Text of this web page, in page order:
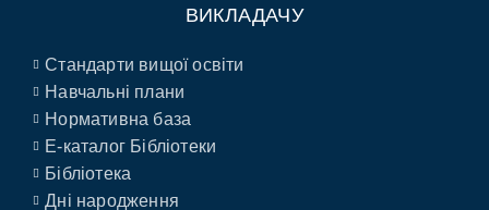
ВИКЛАДАЧУ
Стандарти вищої освіти
Навчальні плани
Нормативна база
E-каталог Бібліотеки
Бібліотека
Дні народження